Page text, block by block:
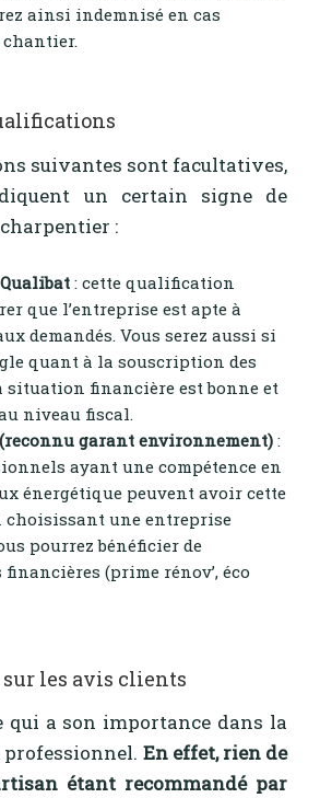
ainsi indemnisé en cas
suivantes sont facultatives,
un certain signe de
:
Qualibat : cette qualification
que l’entreprise est apte à
demandés. Vous serez aussi si
quant à la souscription des
situation financière est bonne et
niveau fiscal.
garant environnement):
ayant une compétence en
énergétique peuvent avoir cette
une entreprise
pourrez bénéficier de
(prime rénov’, éco
les avis clients
qui a son importance dans la
professionnel. En effet, rien de
étant recommandé par